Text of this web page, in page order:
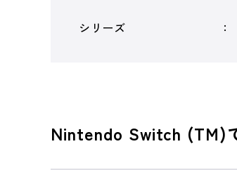
シリーズ
Nintendo Switch (TM)